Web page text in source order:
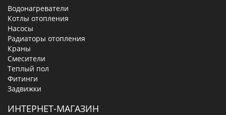
Водонагреватели
Котлы отопления
Насосы
Радиаторы отопления
Краны
Смесители
Теплый пол
Фитинги
Задвижки
ИНТЕРНЕТ-МАГАЗИН